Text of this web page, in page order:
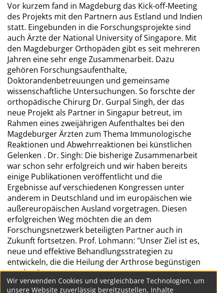
Vor kurzem fand in Magdeburg das Kick-off-Meeting
des Projekts mit den Partnern aus Estland und Indien
statt. Eingebunden in die Forschungsprojekte sind
auch Ärzte der National University of Singapore. Mit
den Magdeburger Orthopäden gibt es seit mehreren
Jahren eine sehr enge Zusammenarbeit. Dazu
gehören Forschungsaufenthalte,
Doktorandenbetreuungen und gemeinsame
wissenschaftliche Untersuchungen. So forschte der
orthopädische Chirurg Dr. Gurpal Singh, der das
neue Projekt als Partner in Singapur betreut, im
Rahmen eines zweijährigen Aufenthaltes bei den
Magdeburger Ärzten zum Thema Immunologische
Reaktionen und Abwehrreaktionen bei künstlichen
Gelenken . Dr. Singh: Die bisherige Zusammenarbeit
war schon sehr erfolgreich und wir haben bereits
einige Publikationen veröffentlicht und die
Ergebnisse auf verschiedenen Kongressen unter
anderem in Deutschland und im europäischen wie
außereuropäischen Ausland vorgetragen. Diesen
erfolgreichen Weg möchten die an dem
Forschungsnetzwerk beteiligten Partner auch in
Zukunft fortsetzen. Prof. Lohmann: "Unser Ziel ist es,
neue und effektive Behandlungsstrategien zu
entwickeln, die die Heilung der Arthrose begünstigen
werden."
Wir verwenden Cookies und vergleichbare Technologien, um
unsere Website zuverlässig bereitzustellen, Inhalte